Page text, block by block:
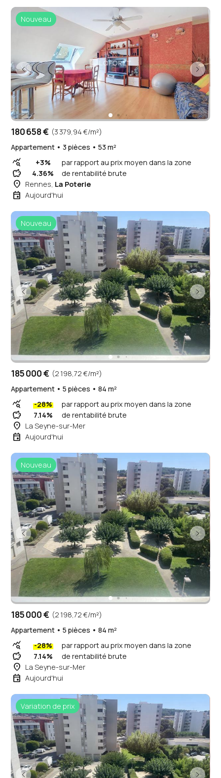
Nouveau
180 658 € (3 379,94 €/m²)
Appartement • 3 pièces • 53 m²
query_stats +3% par rapport au prix moyen dans la zone
savings 4.36% de rentabilité brute
place Rennes, La Poterie
event Aujourd'hui
Nouveau
185 000 € (2 198,72 €/m²)
Appartement • 5 pièces • 84 m²
query_stats -28% par rapport au prix moyen dans la zone
savings 7.14% de rentabilité brute
place La Seyne-sur-Mer
event Aujourd'hui
Nouveau
185 000 € (2 198,72 €/m²)
Appartement • 5 pièces • 84 m²
query_stats -28% par rapport au prix moyen dans la zone
savings 7.14% de rentabilité brute
place La Seyne-sur-Mer
event Aujourd'hui
Variation de prix